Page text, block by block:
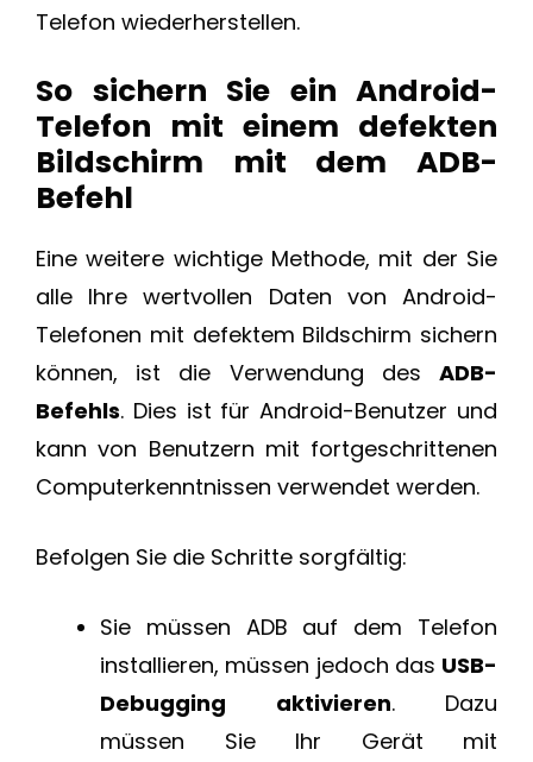
Telefon wiederherstellen.
So sichern Sie ein Android-
Telefon mit einem defekten
Bildschirm mit dem ADB-
Befehl
Eine weitere wichtige Methode, mit der Sie
alle Ihre wertvollen Daten von Android-
Telefonen mit defektem Bildschirm sichern
können, ist die Verwendung des ADB-
Befehls. Dies ist für Android-Benutzer und
kann von Benutzern mit fortgeschrittenen
Computerkenntnissen verwendet werden.
Befolgen Sie die Schritte sorgfältig:
Sie müssen ADB auf dem Telefon
installieren, müssen jedoch das USB-
Debugging aktivieren. Dazu
müssen Sie Ihr Gerät mit